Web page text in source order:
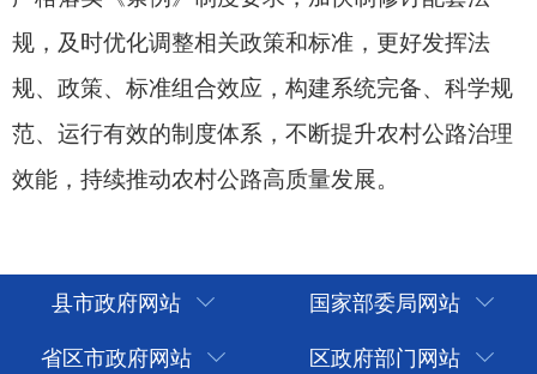
县市政府网站
国家部委局网站
省区市政府网站
区政府部门网站